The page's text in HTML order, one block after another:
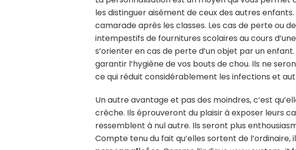
les distinguer aisément de ceux des autres
camarade après les classes. Les cas de perte ou
intempestifs de fournitures scolaires au cours
s’orienter en cas de perte d’un objet par un enfant.
garantir l’hygiène de vos bouts de chou. Ils ne
ce qui réduit considérablement les infections et
Un autre avantage et pas des moindres, c’est
crèche. Ils éprouveront du plaisir à exposer leurs
ressemblent à nul autre. Ils seront plus
Compte tenu du fait qu’elles sortent de